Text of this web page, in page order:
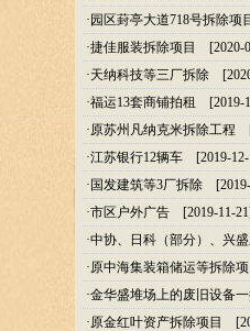
· 园区葑亭大道718号拆除项
·捷佳服装拆除项目
[2020-
·天纳科技等三厂拆除
·福运13套商铺拍租
[2019-
·原苏州凡纳克米拆除工程
·江苏银行12辆车 [2019-
· 国发建筑等3厂拆除
·市区户外广告 [2019-11-
·中协、日科（部分）、兴
·原中海集装箱储运等拆除
·金华盛堆场上的废旧设备
·原金红叶资产拆除项目